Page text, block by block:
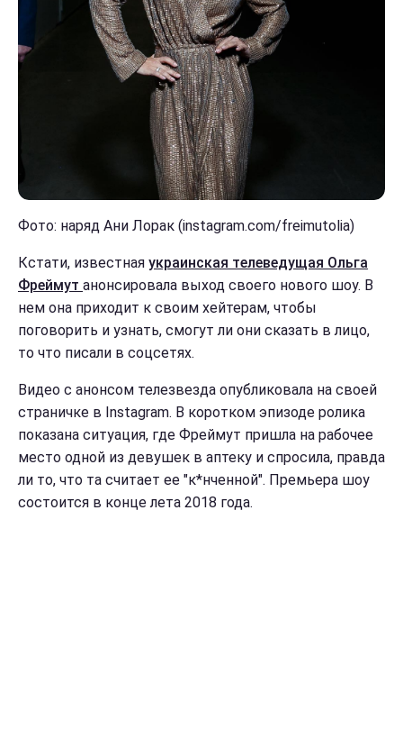
Фото: наряд Ани Лорак (instagram.com/freimutolia)
Кстати, известная украинская телеведущая Ольга
Фреймут анонсировала выход своего нового шоу. В
нем она приходит к своим хейтерам, чтобы
поговорить и узнать, смогут ли они сказать в лицо,
то что писали в соцсетях.
Видео с анонсом телезвезда опубликовала на своей
страничке в Instagram. В коротком эпизоде ролика
показана ситуация, где Фреймут пришла на рабочее
место одной из девушек в аптеку и спросила, правда
ли то, что та считает ее "к*нченной". Премьера шоу
состоится в конце лета 2018 года.